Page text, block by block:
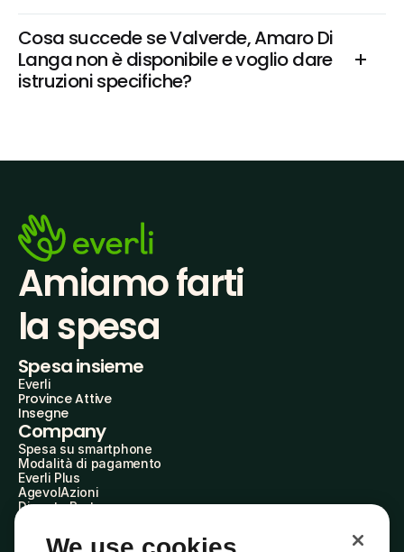
Cosa succede se Valverde, Amaro Di
Langa non è disponibile e voglio dare
istruzioni specifiche?
Amiamo farti
la spesa
Spesa insieme
Everli
Province Attive
Insegne
Company
Spesa su smartphone
Modalità di pagamento
Everli Plus
AgevolAzioni
Diventa Partner
Everli Shoppers